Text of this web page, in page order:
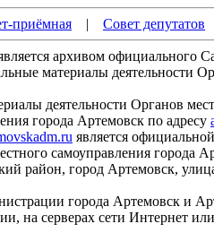
приёмная | Совет депутатов
архивом официального
материалы деятельности
деятельности Органов
города Артемовск по адресу
является
самоуправления города
район, город Артемовск,
города Артемовск и
на серверах сети Интернет